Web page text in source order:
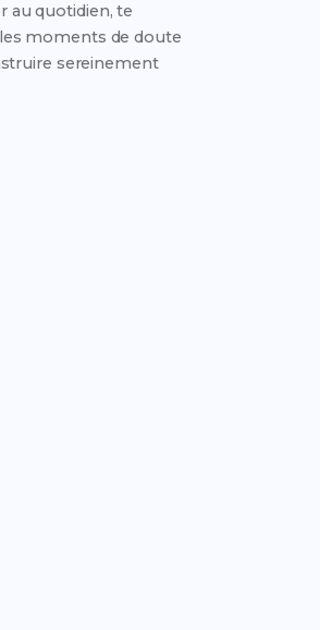
au quotidien, te
moments de doute
sereinement